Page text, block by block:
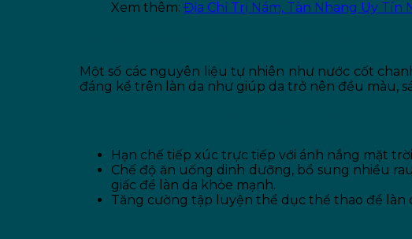
Xem thêm: Địa Chỉ Trị Nám, Tàn Nhang Uy Tín
Một số các nguyên liệu tự nhiên như nước cốt
đáng kể trên làn da như giúp da trở nên đều màu,
Hạn chế tiếp xúc trực tiếp với ánh nắng mặt
Chế độ ăn uống dinh dưỡng, bổ sung nhiều
giấc để làn da khỏe mạnh.
Tăng cường tập luyện thể dục thể thao để làn